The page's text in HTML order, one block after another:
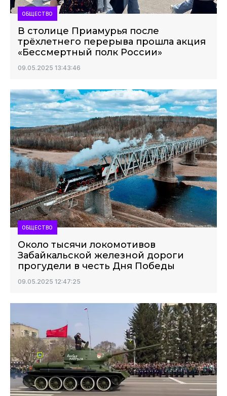
ОБЩЕСТВО
В столице Приамурья после
трёхлетнего перерыва прошла акция
«Бессмертный полк России»
09.05.2025 13:43:46
ОБЩЕСТВО
Около тысячи локомотивов
Забайкальской железной дороги
прогудели в честь Дня Победы
09.05.2025 12:47:25